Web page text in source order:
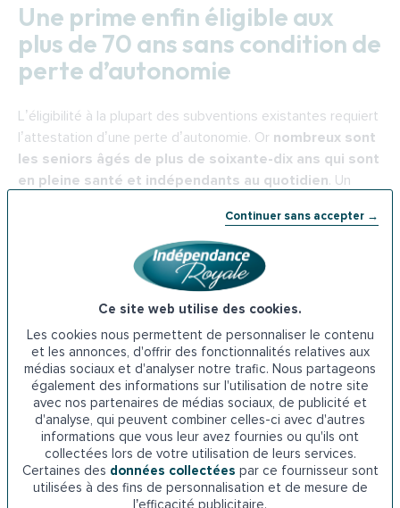
Continuer sans accepter →
Ce site web utilise des cookies.
Les cookies nous permettent de personnaliser le contenu
et les annonces, d'offrir des fonctionnalités relatives aux
médias sociaux et d'analyser notre trafic. Nous partageons
également des informations sur l'utilisation de notre site
avec nos partenaires de médias sociaux, de publicité et
d'analyse, qui peuvent combiner celles-ci avec d'autres
informations que vous leur avez fournies ou qu'ils ont
collectées lors de votre utilisation de leurs services.
Certaines des données collectées par ce fournisseur sont
utilisées à des fins de personnalisation et de mesure de
l’efficacité publicitaire.
Une prime enfin éligible aux
plus de 70 ans sans condition de
perte d’autonomie
L’éligibilité à la plupart des subventions existantes requiert
l’attestation d’une perte d’autonomie. Or nombreux sont
les seniors âgés de plus de soixante-dix ans qui sont
en pleine santé et indépendants au quotidien. Un
Adapt' : elle est ouverte aux septuagénaires qu’ils soient
L’un des objectifs de ce dispositif étant de lutter contre la
précarité des seniors, il sera uniquementaccessible aux
demandeurs dont les revenus sont considérés
comme « modestes » ou « très modestes ». Ces
catégories de ressources correspondent à celles définies
par le barème de l’Agence nationale de l’habitat (ANAH),
disponible en ligne. Notons que cette grille tient compte du
lieu de vie et du nombre de personnes constituant le
ménage.
Néanmoins, afin de toucher un maximum de personnes,